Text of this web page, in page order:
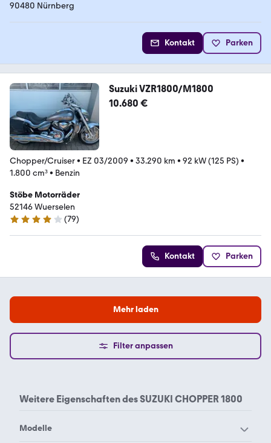
90480 Nürnberg
Kontakt Parken
Suzuki VZR1800/M1800
10.680 €
Chopper/Cruiser• EZ 03/2009 • 33.290 km • 92 kW (125 PS) •
1.800 cm³• Benzin
Stöbe Motorräder
52146 Wuerselen
4.2 Sterne
(79)
Kontakt Parken
Mehr laden
Filter anpassen
Weitere Eigenschaften desSUZUKI CHOPPER 1800
Modelle